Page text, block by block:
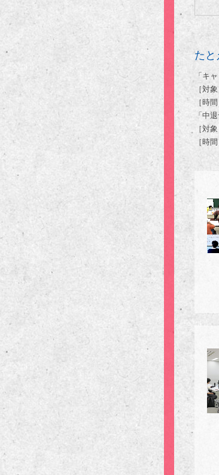
たと
「キ
［対
［時
「中
［対
［時